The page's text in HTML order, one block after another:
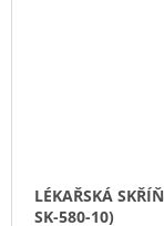
LÉKAŘSKÁ
SK-580-10)